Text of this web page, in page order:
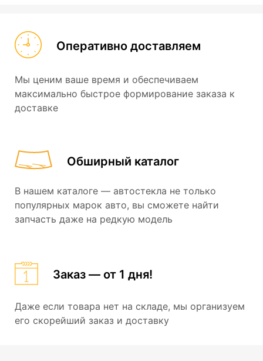
Оперативно доставляем
Мы ценим ваше время и обеспечиваем
максимально быстрое формирование заказа к
доставке
Обширный каталог
В нашем каталоге — автостекла не только
популярных марок авто, вы сможете найти
запчасть даже на редкую модель
Заказ — от 1 дня!
Даже если товара нет на складе, мы организуем
его скорейший заказ и доставку